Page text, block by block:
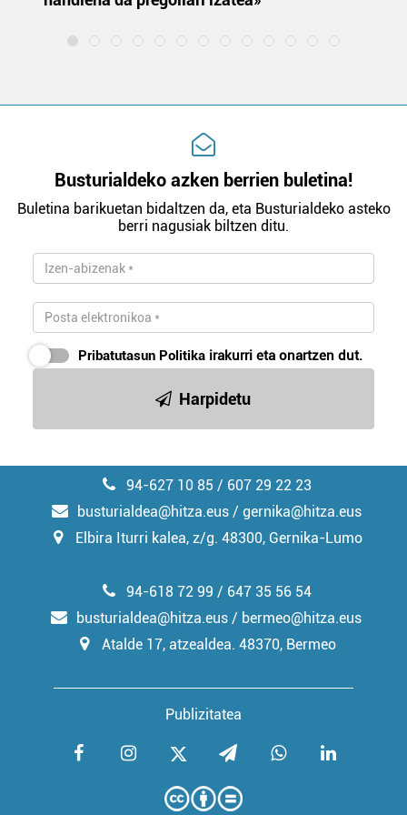
Busturialdeko azken berrien buletina!
Buletina barikuetan bidaltzen da, eta Busturialdeko asteko
berri nagusiak biltzen ditu.
Pribatutasun Politika irakurri eta onartzen dut.
Harpidetu
94-627 10 85 / 607 29 22 23
busturialdea@hitza.eus / gernika@hitza.eus
Elbira Iturri kalea, z/g. 48300, Gernika-Lumo
Publizitatea
94-618 72 99 / 647 35 56 54
busturialdea@hitza.eus / bermeo@hitza.eus
Atalde 17, atzealdea. 48370, Bermeo